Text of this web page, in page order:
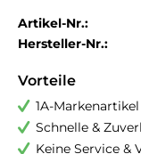
Artikel-Nr.:
Hersteller-Nr.:
Vorteile
1A-Markenartikel
Schnelle &
Keine Service &